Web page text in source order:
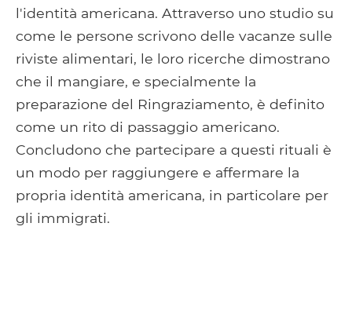
l'identità americana. Attraverso uno studio su
come le persone scrivono delle vacanze sulle
riviste alimentari, le loro ricerche dimostrano
che il mangiare, e specialmente la
preparazione del Ringraziamento, è definito
come un rito di passaggio americano.
Concludono che partecipare a questi rituali è
un modo per raggiungere e affermare la
propria identità americana, in particolare per
gli immigrati.